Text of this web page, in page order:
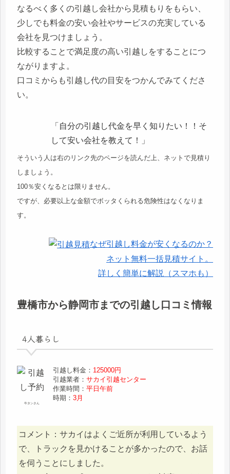
なるべく多くの引越し会社から見積もりをもらい、
少しでも料金の安い会社やサービスの充実している
会社を見つけましょう。
比較することで満足度の高い引越しをすることにつ
ながりますよ。
口コミからも引越し代の目安をつかんでみてくださ
い。
「自分の引越し代金を早く知りたい！！そ
して安い会社を教えて！」
そういう人は右のリンク先のページを読んだ上、ネットで見積り
しましょう。
100％安くなるとは限りません。
ですが、必要以上な金額でボッタくられる危険性はなくなりま
す。
なぜ引越し料金が安くなるのか？
ネット無料一括見積サイト。
詳しく簡単に解説（スマホも）
豊橋市から静岡市までの引越し口コミ情報
4人暮らし
牛タンさん
引越し料金： 125000円
引越業者：サカイ引越センター
作業時間：平日午前
時期：3月
コメント：サカイはよくご近所が利用しているよう
で、トラックを見かけることが多かったので、お話
を伺うことにしました。